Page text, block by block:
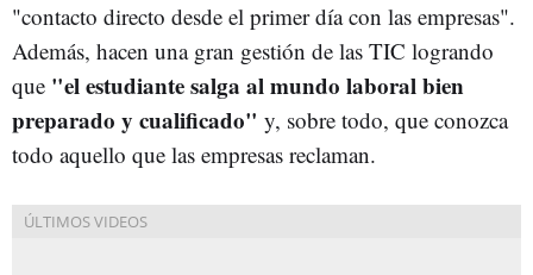
"contacto directo desde el primer día con las empresas".
Además, hacen una gran gestión de las TIC logrando
que "el estudiante salga al mundo laboral bien
preparado y cualificado" y, sobre todo, que conozca
todo aquello que las empresas reclaman.